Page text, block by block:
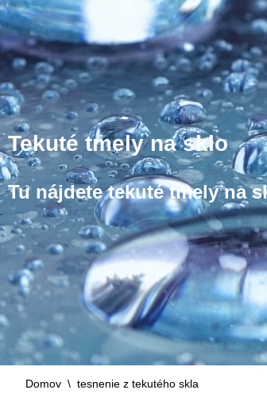
Tekuté tmely na sklo
Tu nájdete tekuté tmely na
Domov \ tesnenie z tekutého skla